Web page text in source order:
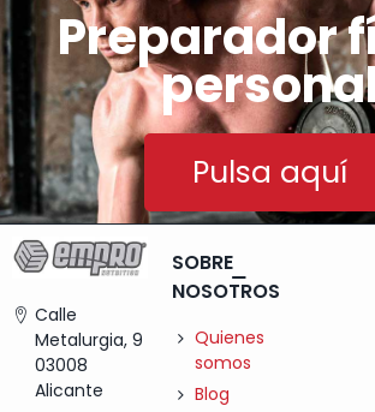
Preparador
Pulsa aquí
Calle
Metalurgia, 9
03008
Alicante
SOBRE
NOSOTROS
Quienes
somos
Blog